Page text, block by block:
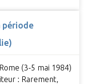
période
(3-5 mai 1984)
: Rarement,